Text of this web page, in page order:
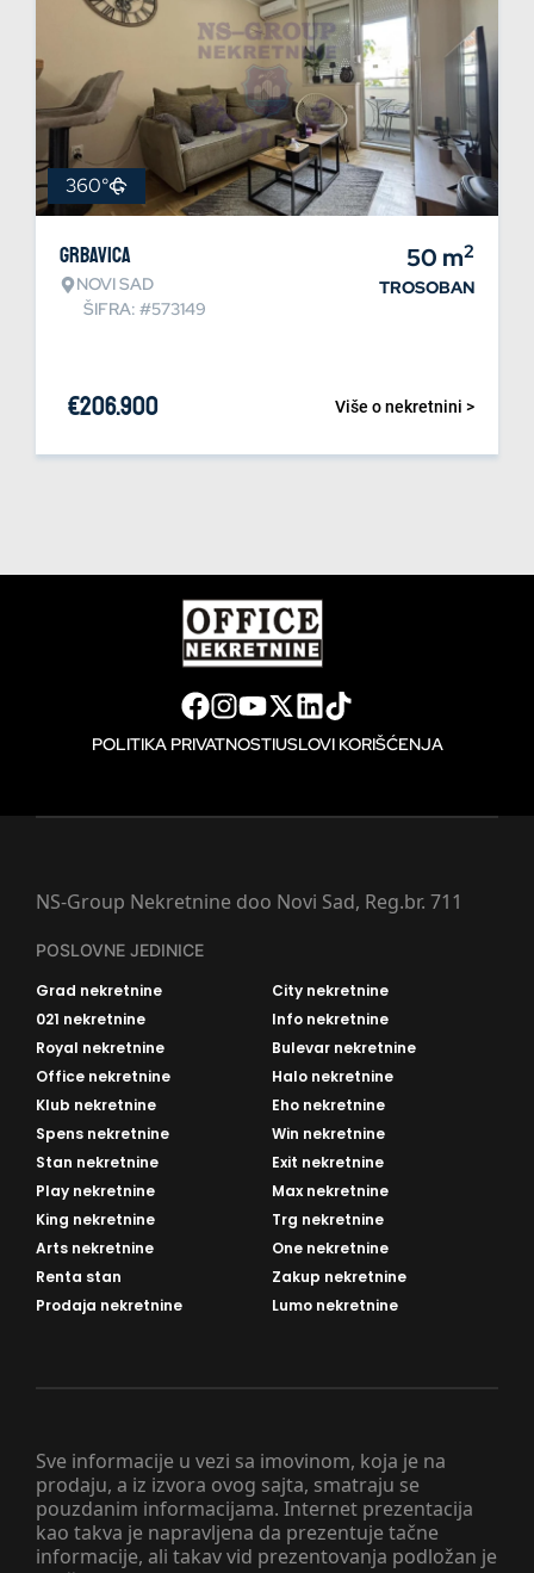
360°
Grbavica
NOVI SAD
ŠIFRA: #573149
50 m2
TROSOBAN
Više o nekretnini >
€206.900
POLITIKA PRIVATNOSTIUSLOVI KORIŠĆENJA
Sve informacije u vezi sa imovinom, koja je na
prodaju, a iz izvora ovog sajta, smatraju se
pouzdanim informacijama. Internet prezentacija
kao takva je napravljena da prezentuje tačne
informacije, ali takav vid prezentovanja podložan je
NS-Group Nekretnine doo Novi Sad, Reg.br. 711
POSLOVNE JEDINICE
Grad nekretnine
City nekretnine
021 nekretnine
Info nekretnine
Royal nekretnine
Bulevar nekretnine
Office nekretnine
Halo nekretnine
Klub nekretnine
Eho nekretnine
Spens nekretnine
Win nekretnine
Stan nekretnine
Exit nekretnine
Play nekretnine
Max nekretnine
King nekretnine
Trg nekretnine
Arts nekretnine
One nekretnine
Renta stan
Zakup nekretnine
Prodaja nekretnine
Lumo nekretnine